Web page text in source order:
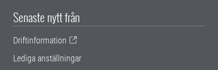
Senaste nytt från
Driftinformation
Lediga anställningar